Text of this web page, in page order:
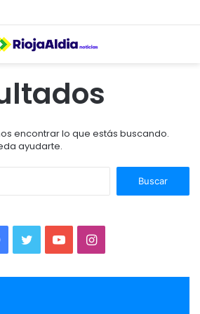
encontrar lo que estás buscando.
ayudarte.
I